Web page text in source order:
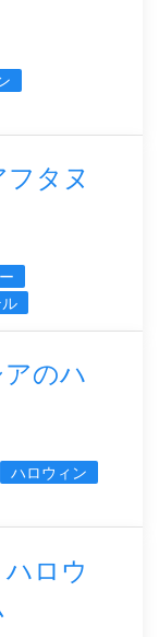
タヌ
のハ
ハロウィン
ロウ